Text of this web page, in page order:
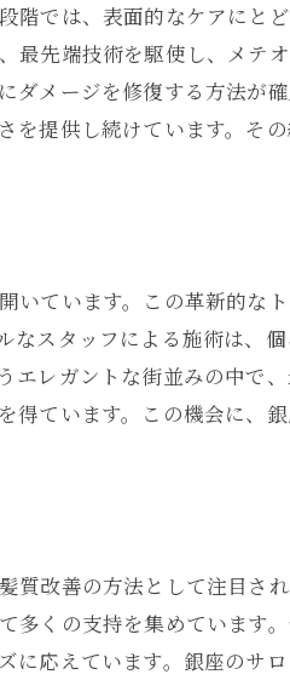
い癒し
る至福の時間
善体験
満足感
な次元
るヘアスタイル
革の力
銀座のトリートメント
未来
秘密
では、表面的なケアにと
先端技術を駆使し、メテ
メージを修復する方法が
提供し続けています。そ
ています。この革新的な
スタッフによる施術は、
レガントな街並みの中で
ています。この機会に、
改善の方法として注目さ
くの支持を集めています
応えています。銀座のサ